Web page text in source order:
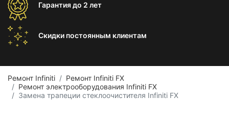
Гарантиядо 2 лет
Скидки постоянным клиентам
Ремонт Infiniti
Ремонт Infiniti FX
Ремонт электрооборудования Infiniti FX
Замена трапеции стеклоочистителя Infiniti FX